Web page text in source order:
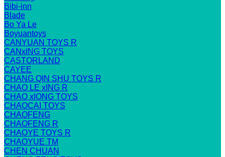
Bibi-inn
Blade
Bo Ya Le
Boyuantoys
CANYUAN TOYS R
CANxING TOYS
CASTORLAND
CAYEE
CHANG QIN SHU TOYS R
CHAO LE xING R
CHAO xIONG TOYS
CHAOCAI TOYS
CHAOFENG
CHAOFENG R
CHAOYE TOYS R
CHAOYUE TM
CHEN CHUAN